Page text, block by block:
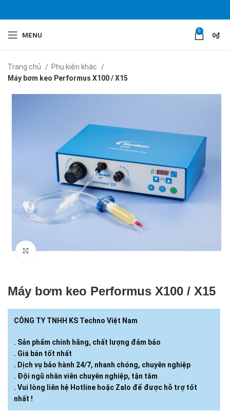
MENU
0
0₫
Trang chủ
Phụ kiện khác
Máy bơm keo Performus X100 / X15
Click to enlarge
Máy bơm keo Performus X100 / X15
CÔNG TY TNHH KS Techno Việt Nam
. Sản phẩm chính hãng, chất lượng đảm bảo
. Giá bán tốt nhất
. Dịch vụ bảo hành 24/7, nhanh chóng, chuyên nghiệp
. Đội ngũ nhân viên chuyên nghiệp, tận tâm
. Vui lòng liên hệ Hotline hoặc Zalo để được hỗ trợ tốt
nhất !